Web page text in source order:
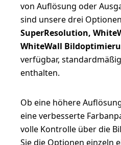
von Auflösung oder
sind unsere drei Optionen
SuperResolution,
WhiteWall
verfügbar,
enthalten.
Ob eine höhere
eine verbesserte
volle Kontrolle über die
Sie die Optionen einzeln